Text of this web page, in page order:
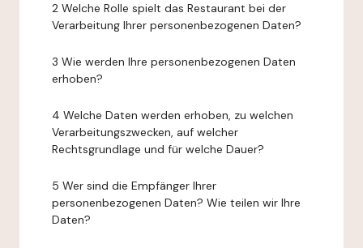
2 Welche Rolle spielt das Restaurant bei der
Verarbeitung Ihrer personenbezogenen Daten?
3 Wie werden Ihre personenbezogenen Daten
erhoben?
4 Welche Daten werden erhoben, zu welchen
Verarbeitungszwecken, auf welcher
Rechtsgrundlage und für welche Dauer?
5 Wer sind die Empfänger Ihrer
personenbezogenen Daten? Wie teilen wir Ihre
Daten?